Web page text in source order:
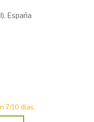
España
7/10 días.